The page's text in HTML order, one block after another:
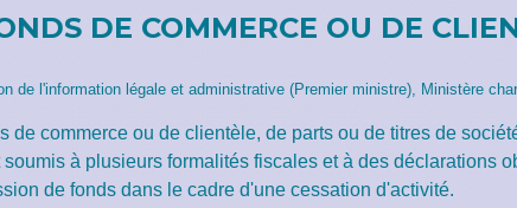
DE COMMERCE OU DE
de l'information légale et administrative (Premier ministre), Ministère
de commerce ou de clientèle, de parts ou de titres de
à plusieurs formalités fiscales et à des déclarations
de fonds dans le cadre d'une cessation d'activité.